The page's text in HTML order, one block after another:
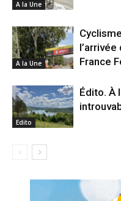
A la Une
A la Une
France
Edito
Édito. À